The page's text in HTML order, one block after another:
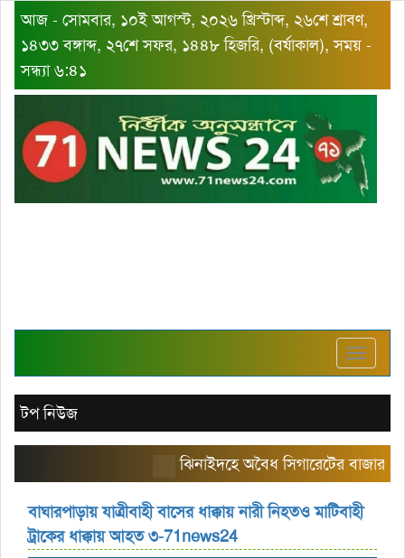
আজ - সোমবার, ১০ই আগস্ট, ২০২৬ খ্রিস্টাব্দ, ২৬শে শ্রাবণ,
১৪৩৩ বঙ্গাব্দ, ২৭শে সফর, ১৪৪৮ হিজরি, (বর্ষাকাল), সময় -
সন্ধ্যা ৬:৪১
Toggle
টপ নিউজ
ঝিনাইদহে অবৈধ সিগারেটের বাজার তৈরি
বাঘারপাড়ায় যাত্রীবাহী বাসের ধাক্কায় নারী নিহতও মাটিবাহী
ট্রাকের ধাক্কায় আহত ৩-71news24